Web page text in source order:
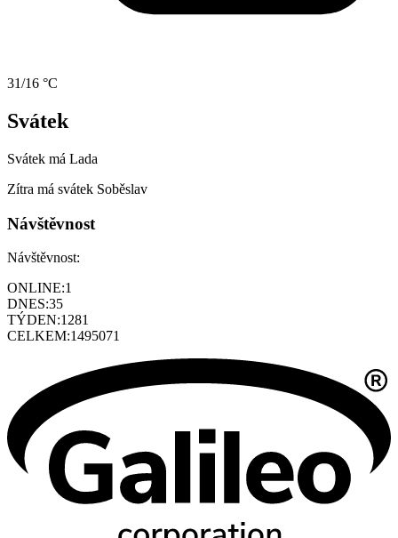
31/16 °C
Svátek
Svátek má Lada
Zítra má svátek Soběslav
Návštěvnost
Návštěvnost:
ONLINE:1
DNES:35
TÝDEN:1281
CELKEM:1495071